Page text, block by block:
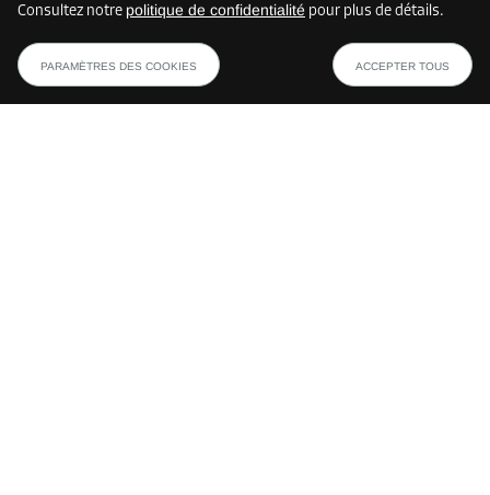
Consultez notre politique de confidentialité pour plus de détails.
PARAMÈTRES DES COOKIES ACCEPTER TOUS
Méthodes de paiement